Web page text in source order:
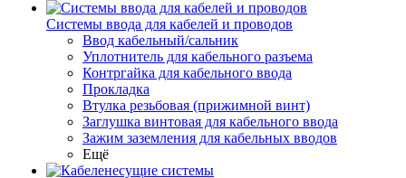
Системы ввода для кабелей и проводов
Ввод кабельный/сальник
Уплотнитель для кабельного разъема
Контргайка для кабельного ввода
Прокладка
Втулка резьбовая (прижимной винт)
Заглушка винтовая для кабельного ввода
Зажим заземления для кабельных вводов
Ещё